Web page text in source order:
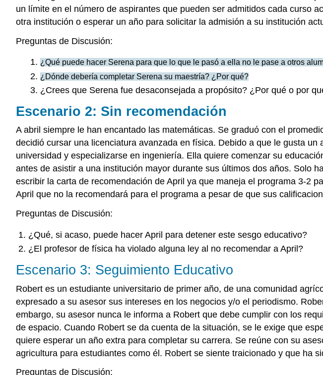
un límite en el número de aspirantes que pueden ser admitidos cada curso
otra institución o esperar un año para solicitar la admisión a su institución
Preguntas de Discusión:
¿Qué puede hacer Serena para que lo que le pasó a ella no le pase a otros
¿Dónde debería completar Serena su maestría? ¿Por qué?
¿Crees que Serena fue desaconsejada a propósito? ¿Por qué o por
Escenario 2: Sin recomendación
A abril siempre le han encantado las matemáticas. Se graduó con el
decidió cursar una licenciatura avanzada en física. Debido a que le gusta
universidad y especializarse en ingeniería. Ella quiere comenzar su
antes de asistir a una institución mayor durante sus últimos dos años. Solo
escribir la carta de recomendación de April ya que maneja el programa 3-2
April que no la recomendará para el programa a pesar de que sus
Preguntas de Discusión:
¿Qué, si acaso, puede hacer April para detener este sesgo educativo?
¿El profesor de física ha violado alguna ley al no recomendar a April?
Escenario 3: Seguimiento Educativo
Robert es un estudiante universitario de primer año, de una comunidad
expresado a su asesor sus intereses en los negocios y/o el periodismo.
embargo, su asesor nunca le informa a Robert que debe cumplir con los
de espacio. Cuando Robert se da cuenta de la situación, se le exige que
quiere esperar un año extra para completar su carrera. Se reúne con su
agricultura para estudiantes como él. Robert se siente traicionado y que ha
Preguntas de Discusión;